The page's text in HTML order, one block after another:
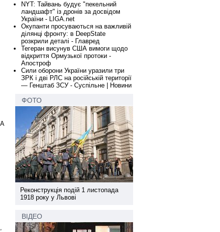
NYT: Тайвань будує "пекельний
ландшафт" із дронів за досвідом
України - LIGA.net
Окупанти просуваються на важливій
ділянці фронту: в DeepState
розкрили деталі - Главред
Тегеран висунув США вимоги щодо
відкриття Ормузької протоки -
Апостроф
Сили оборони України уразили три
ЗРК і дві РЛС на російській території
— Генштаб ЗСУ - Суспільне | Новини
ФОТО
Реконструкція подій 1 листопада
1918 року у Львові
ВІДЕО